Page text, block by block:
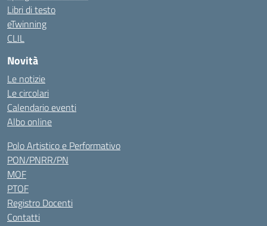
Libri di testo
eTwinning
CLIL
Novità
Le notizie
Le circolari
Calendario eventi
Albo online
Polo Artistico e Performativo
PON/PNRR/PN
MOF
PTOF
Registro Docenti
Contatti